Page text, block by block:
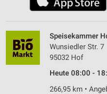
Speisekammer
Wunsiedler Str. 7
95032 Hof
Heute 08:00 -
266,95 km •